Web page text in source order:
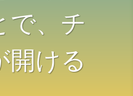
で、チ
開ける